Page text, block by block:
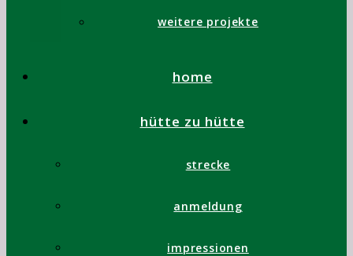
weitere projekte
home
hütte zu hütte
strecke
anmeldung
impressionen
Beschreibung
swissclassic - 2026 ©